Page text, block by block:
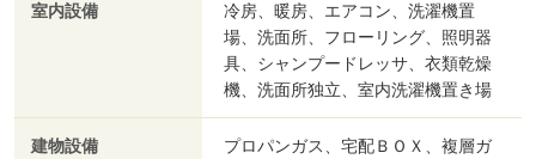
室内設備
冷房、暖房、エアコン、洗濯機置
場、洗面所、フローリング、照明器
具、シャンプードレッサ、衣類乾燥
機、洗面所独立、室内洗濯機置き場
建物設備
プロパンガス、宅配ＢＯＸ、複層ガ